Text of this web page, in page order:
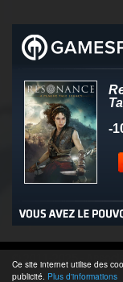
Ce site internet utilise des
publicité. Plus d'informations